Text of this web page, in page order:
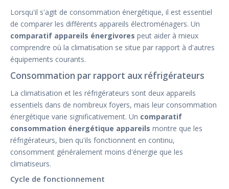
Lorsqu'il s'agit de consommation énergétique, il est essentiel
de comparer les différents appareils électroménagers. Un
comparatif appareils énergivores peut aider à mieux
comprendre où la climatisation se situe par rapport à d'autres
équipements courants.
Consommation par rapport aux réfrigérateurs
La climatisation et les réfrigérateurs sont deux appareils
essentiels dans de nombreux foyers, mais leur consommation
énergétique varie significativement. Un comparatif
consommation énergétique appareils montre que les
réfrigérateurs, bien qu'ils fonctionnent en continu,
consomment généralement moins d'énergie que les
climatiseurs.
Cycle de fonctionnement